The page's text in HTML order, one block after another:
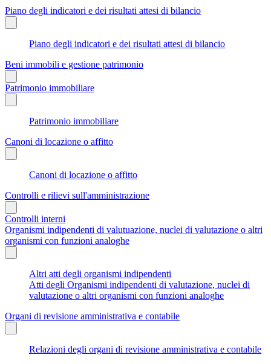
Piano degli indicatori e dei risultati attesi di bilancio
Piano degli indicatori e dei risultati attesi di bilancio
Beni immobili e gestione patrimonio
Patrimonio immobiliare
Patrimonio immobiliare
Canoni di locazione o affitto
Canoni di locazione o affitto
Controlli e rilievi sull'amministrazione
Controlli interni
Organismi indipendenti di valutuazione, nuclei di valutazione o altri
organismi con funzioni analoghe
Altri atti degli organismi indipendenti
Atti degli Organismi indipendenti di valutazione, nuclei di
valutazione o altri organismi con funzioni analoghe
Organi di revisione amministrativa e contabile
Relazioni degli organi di revisione amministrativa e contabile